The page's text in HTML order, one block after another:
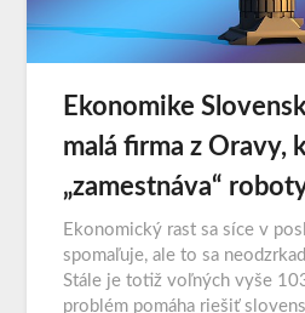
Ekonomike
malá firma z Oravy,
„zamestnáva“
Ekonomický rast sa síce v
spomaľuje, ale to sa
Stále je totiž voľných vyše
problém pomáha riešiť